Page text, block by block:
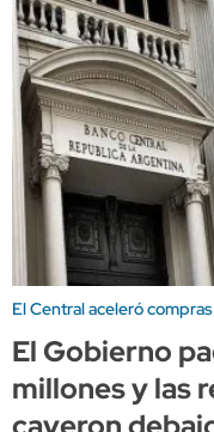
El Central aceleró compras
El Gobierno
millones y las